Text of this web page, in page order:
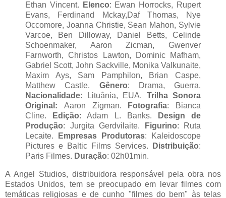
Ethan Vincent.
Elenco: Ewan Horrocks, Rupert
Evans, Ferdinand Mckay,Daf Thomas, Nye
Occomore, Joanna Christie, Sean Mahon, Sylvie
Varcoe, Ben Dilloway, Daniel Betts, Celinde
Schoenmaker, Aaron Zicman, Gwenver
Farnworth, Christos Lawton, Dominic Mafham,
Gabriel Scott, John Sackville, Monika Valkunaite,
Maxim Ays, Sam Pamphilon, Brian Caspe,
Matthew Castle. Gênero: Drama, Guerra.
Nacionalidade: Lituânia, EUA. Trilha Sonora
Original: Aaron Zigman. Fotografia: Bianca
Cline.
Edição: Adam L. Banks.
Design de
Produção: Jurgita Gerdvilaite. Figurino: Ruta
Lecaite.
Empresas Produtoras: Kaleidoscope
Pictures e Baltic Films Services.
Distribuição:
Paris Filmes. Duração: 02h01min.
A Angel Studios, distribuidora responsável pela obra nos
Estados Unidos, tem se preocupado em levar filmes com
temáticas religiosas e de cunho "filmes do bem" às telas